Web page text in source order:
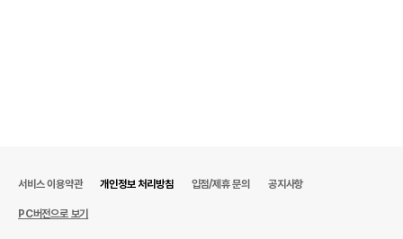
서비스 이용약관 개인정보 처리방침 입점/제휴 문의 공지사항
PC버전으로 보기